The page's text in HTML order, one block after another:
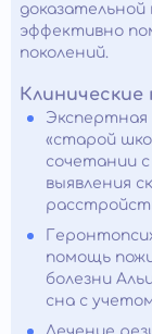
эффективно
поколений.
Клинические
Экспертная
«старой
сочетании
выявления
помощь
болезни
сна с